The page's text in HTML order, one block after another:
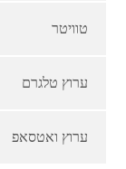
טוויטר
ערוץ טלגרם
ערוץ ואטסאפ